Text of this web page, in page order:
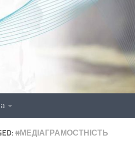
#МЕДІАГРАМОСТНІСТЬ